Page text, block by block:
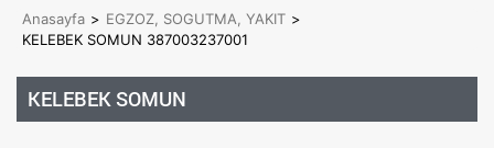
Anasayfa > EGZOZ, SOGUTMA, YAKIT >
KELEBEK SOMUN 387003237001
KELEBEK SOMUN